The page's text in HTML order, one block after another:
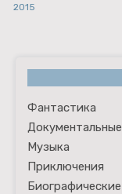
2015
Фантастика
Документальные
Музыка
Приключения
Биографические